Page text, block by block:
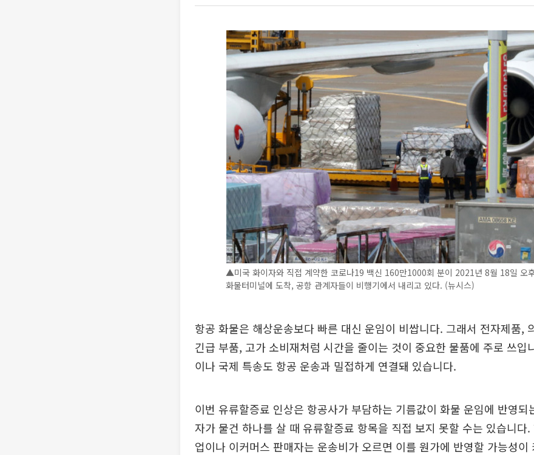
▲미국 화이자와 직접 계약한 코로나19 백신 160만1000회 분이 2021년 8월 18일 오
화물터미널에 도착, 공항 관계자들이 비행기에서 내리고 있다. (뉴시스)
항공 화물은 해상운송보다 빠른 대신 운임이 비쌉니다. 그래서 전자제품,
긴급 부품, 고가 소비재처럼 시간을 줄이는 것이 중요한 물품에 주로 쓰입
이나 국제 특송도 항공 운송과 밀접하게 연결돼 있습니다.
이번 유류할증료 인상은 항공사가 부담하는 기름값이 화물 운임에 반영되
자가 물건 하나를 살 때 유류할증료 항목을 직접 보지 못할 수는 있습니다.
업이나 이커머스 판매자는 운송비가 오르면 이를 원가에 반영할 가능성이